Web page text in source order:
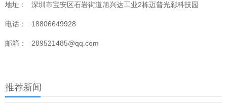
地址： 深圳市宝安区石岩街道旭兴达工业2栋迈普光彩科技园
电话： 18806649928
邮箱： 289521485@qq.com
推荐新闻